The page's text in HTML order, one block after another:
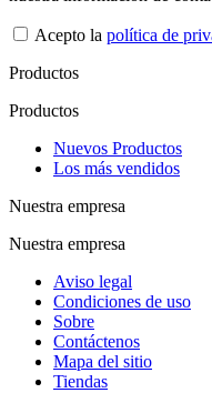
Acepto la política de
Productos
Productos
Nuevos Productos
Los más vendidos
Nuestra empresa
Nuestra empresa
Aviso legal
Condiciones de uso
Sobre
Contáctenos
Mapa del sitio
Tiendas